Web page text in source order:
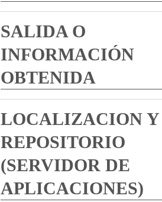
SALIDA O
INFORMACIÓN
OBTENIDA
LOCALIZACION Y
REPOSITORIO
(SERVIDOR DE
APLICACIONES)